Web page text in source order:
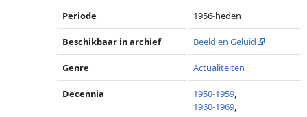
Periode 1956-heden
Beschikbaar in archief Beeld en Geluid
Genre Actualiteiten
Decennia 1950-1959,
1960-1969,